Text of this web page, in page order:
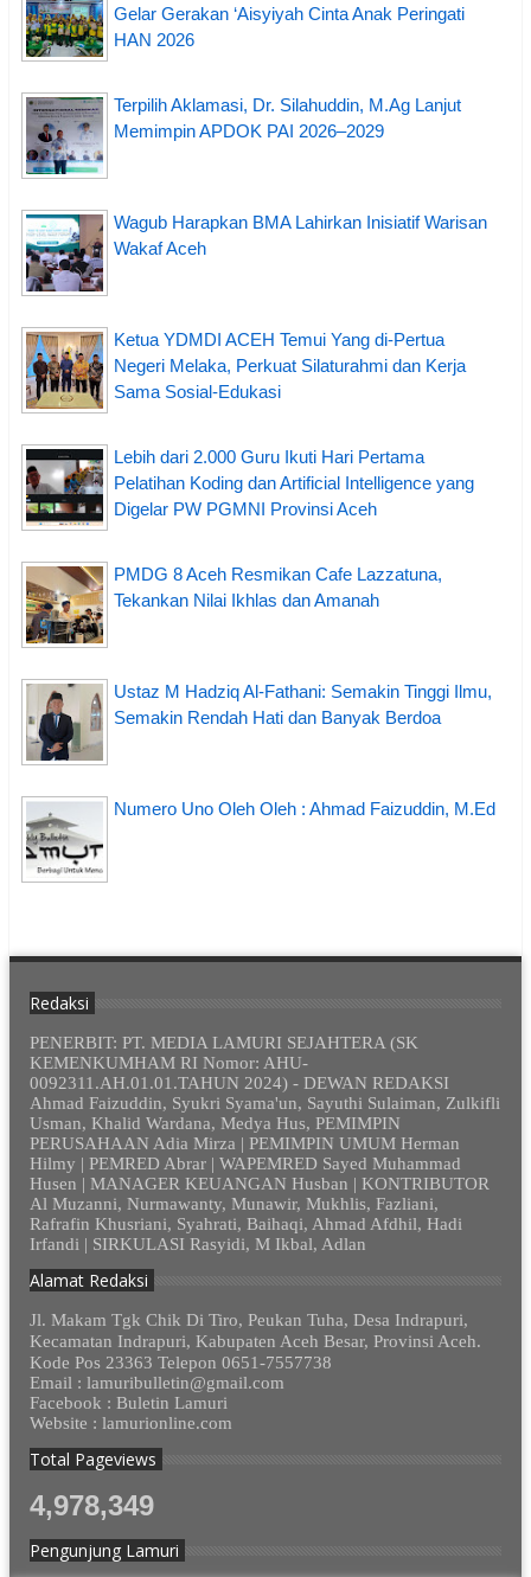
Gelar Gerakan ‘Aisyiyah Cinta Anak Peringati
HAN 2026
Terpilih Aklamasi, Dr. Silahuddin, M.Ag Lanjut
Memimpin APDOK PAI 2026–2029
Wagub Harapkan BMA Lahirkan Inisiatif Warisan
Wakaf Aceh
Ketua YDMDI ACEH Temui Yang di-Pertua
Negeri Melaka, Perkuat Silaturahmi dan Kerja
Sama Sosial-Edukasi
Lebih dari 2.000 Guru Ikuti Hari Pertama
Pelatihan Koding dan Artificial Intelligence yang
Digelar PW PGMNI Provinsi Aceh
PMDG 8 Aceh Resmikan Cafe Lazzatuna,
Tekankan Nilai Ikhlas dan Amanah
Ustaz M Hadziq Al-Fathani: Semakin Tinggi Ilmu,
Semakin Rendah Hati dan Banyak Berdoa
Numero Uno Oleh Oleh : Ahmad Faizuddin, M.Ed
Redaksi
PENERBIT: PT. MEDIA LAMURI SEJAHTERA (SK
KEMENKUMHAM RI Nomor: AHU-
0092311.AH.01.01.TAHUN 2024) - DEWAN REDAKSI
Ahmad Faizuddin, Syukri Syama'un, Sayuthi Sulaiman, Zulkifli
Usman, Khalid Wardana, Medya Hus, PEMIMPIN
PERUSAHAAN Adia Mirza | PEMIMPIN UMUM Herman
Hilmy | PEMRED Abrar | WAPEMRED Sayed Muhammad
Husen | MANAGER KEUANGAN Husban | KONTRIBUTOR
Al Muzanni, Nurmawanty, Munawir, Mukhlis, Fazliani,
Rafrafin Khusriani, Syahrati, Baihaqi, Ahmad Afdhil, Hadi
Irfandi | SIRKULASI Rasyidi, M Ikbal, Adlan
Alamat Redaksi
Jl. Makam Tgk Chik Di Tiro, Peukan Tuha, Desa Indrapuri,
Kecamatan Indrapuri, Kabupaten Aceh Besar, Provinsi Aceh.
Kode Pos 23363 Telepon 0651-7557738
Email : lamuribulletin@gmail.com
Facebook : Buletin Lamuri
Website : lamurionline.com
Total Pageviews
4,978,349
Pengunjung Lamuri